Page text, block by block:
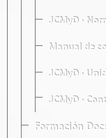
JCMyD ·
Manual de
JCMyD ·
JCMyD ·
Formación